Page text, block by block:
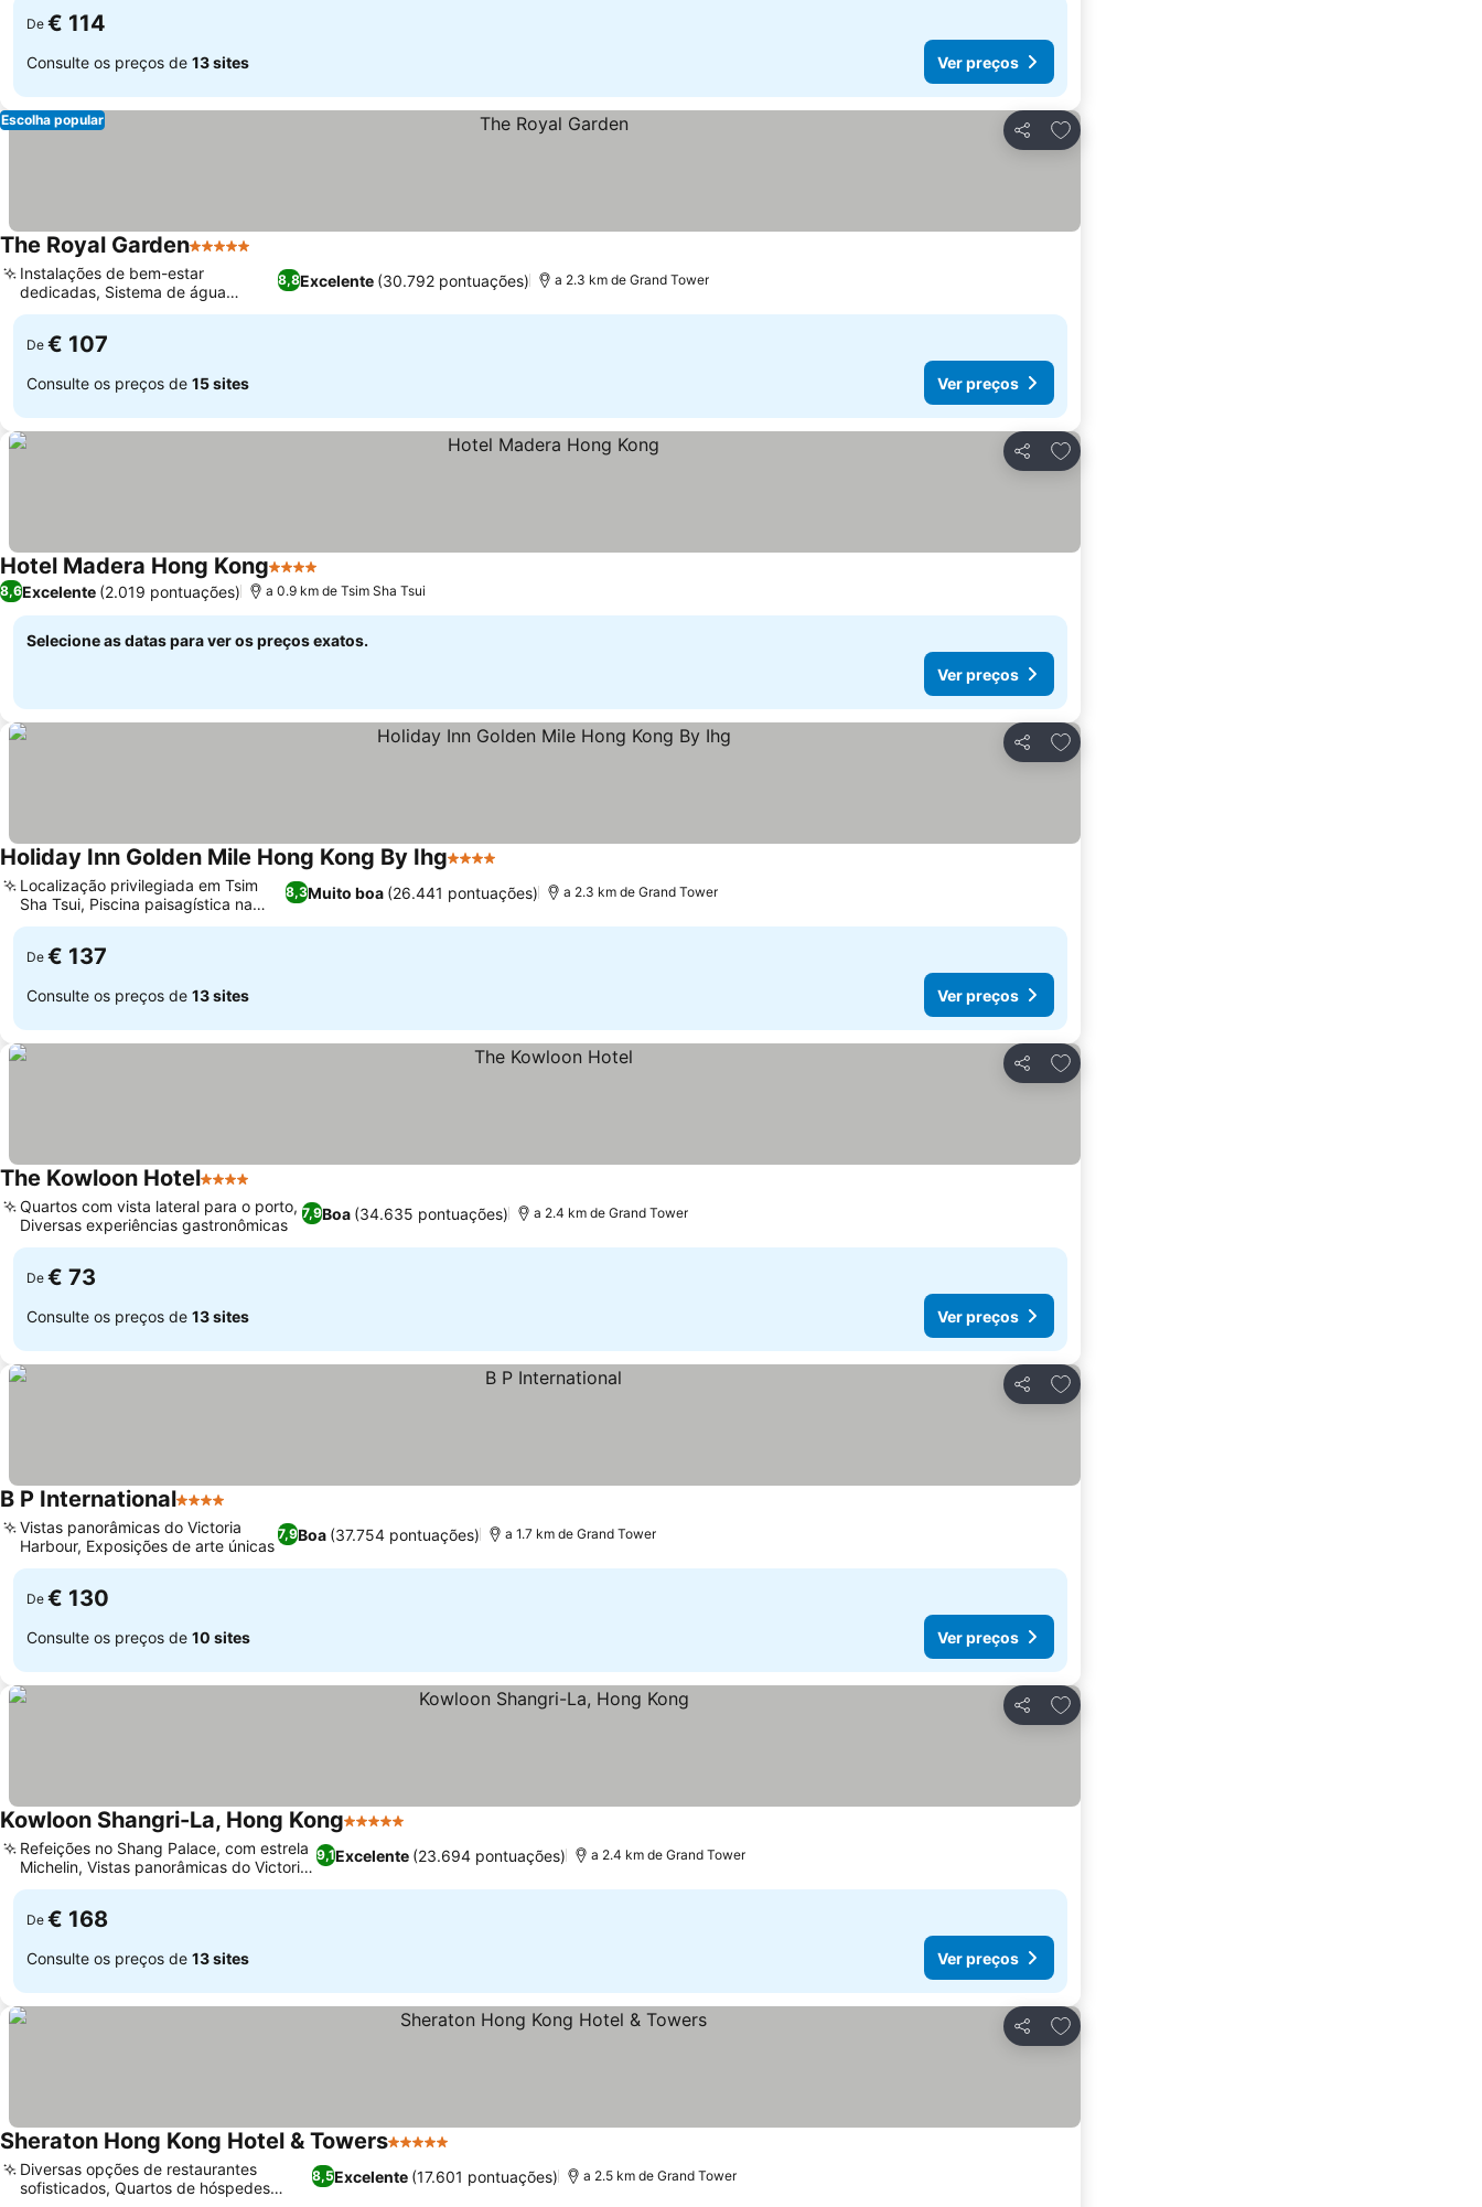
De € 114
Consulte os preços de 13 sites Ver preços
Partilhar
Adicionar aos favoritos
Escolha popular
The Royal Garden5 Estrelas
8,8Excelente (30.792 pontuações)
Instalações de bem-estar
dedicadas, Sistema de água
filtrada no quarto
a 2.3 km de Grand Tower
De € 107
Consulte os preços de 15 sites Ver preços
Partilhar
Adicionar aos favoritos
Hotel Madera Hong Kong4 Estrelas
8,6Excelente (2.019 pontuações) a 0.9 km de Tsim Sha Tsui
Selecione as datas para ver os preços exatos.
Ver preços
Partilhar
Adicionar aos favoritos
Holiday Inn Golden Mile Hong Kong By Ihg4 Estrelas
8,3Muito boa (26.441 pontuações)
Localização privilegiada em Tsim
Sha Tsui, Piscina paisagística na
cobertura
a 2.3 km de Grand Tower
De € 137
Consulte os preços de 13 sites Ver preços
Partilhar
Adicionar aos favoritos
The Kowloon Hotel4 Estrelas
7,9Boa (34.635 pontuações)
Quartos com vista lateral para o porto,
Diversas experiências gastronômicas
a 2.4 km de Grand Tower
De € 73
Consulte os preços de 13 sites Ver preços
Partilhar
Adicionar aos favoritos
B P International4 Estrelas
7,9Boa (37.754 pontuações)
Vistas panorâmicas do Victoria
Harbour, Exposições de arte únicas
a 1.7 km de Grand Tower
De € 130
Consulte os preços de 10 sites Ver preços
Partilhar
Adicionar aos favoritos
Kowloon Shangri-La, Hong Kong5 Estrelas
9,1Excelente (23.694 pontuações)
Refeições no Shang Palace, com estrela
Michelin, Vistas panorâmicas do Victoria
Harbour
a 2.4 km de Grand Tower
De € 168
Consulte os preços de 13 sites Ver preços
Partilhar
Adicionar aos favoritos
Sheraton Hong Kong Hotel & Towers5 Estrelas
8,5Excelente (17.601 pontuações)
Diversas opções de restaurantes
sofisticados, Quartos de hóspedes
a 2.5 km de Grand Tower